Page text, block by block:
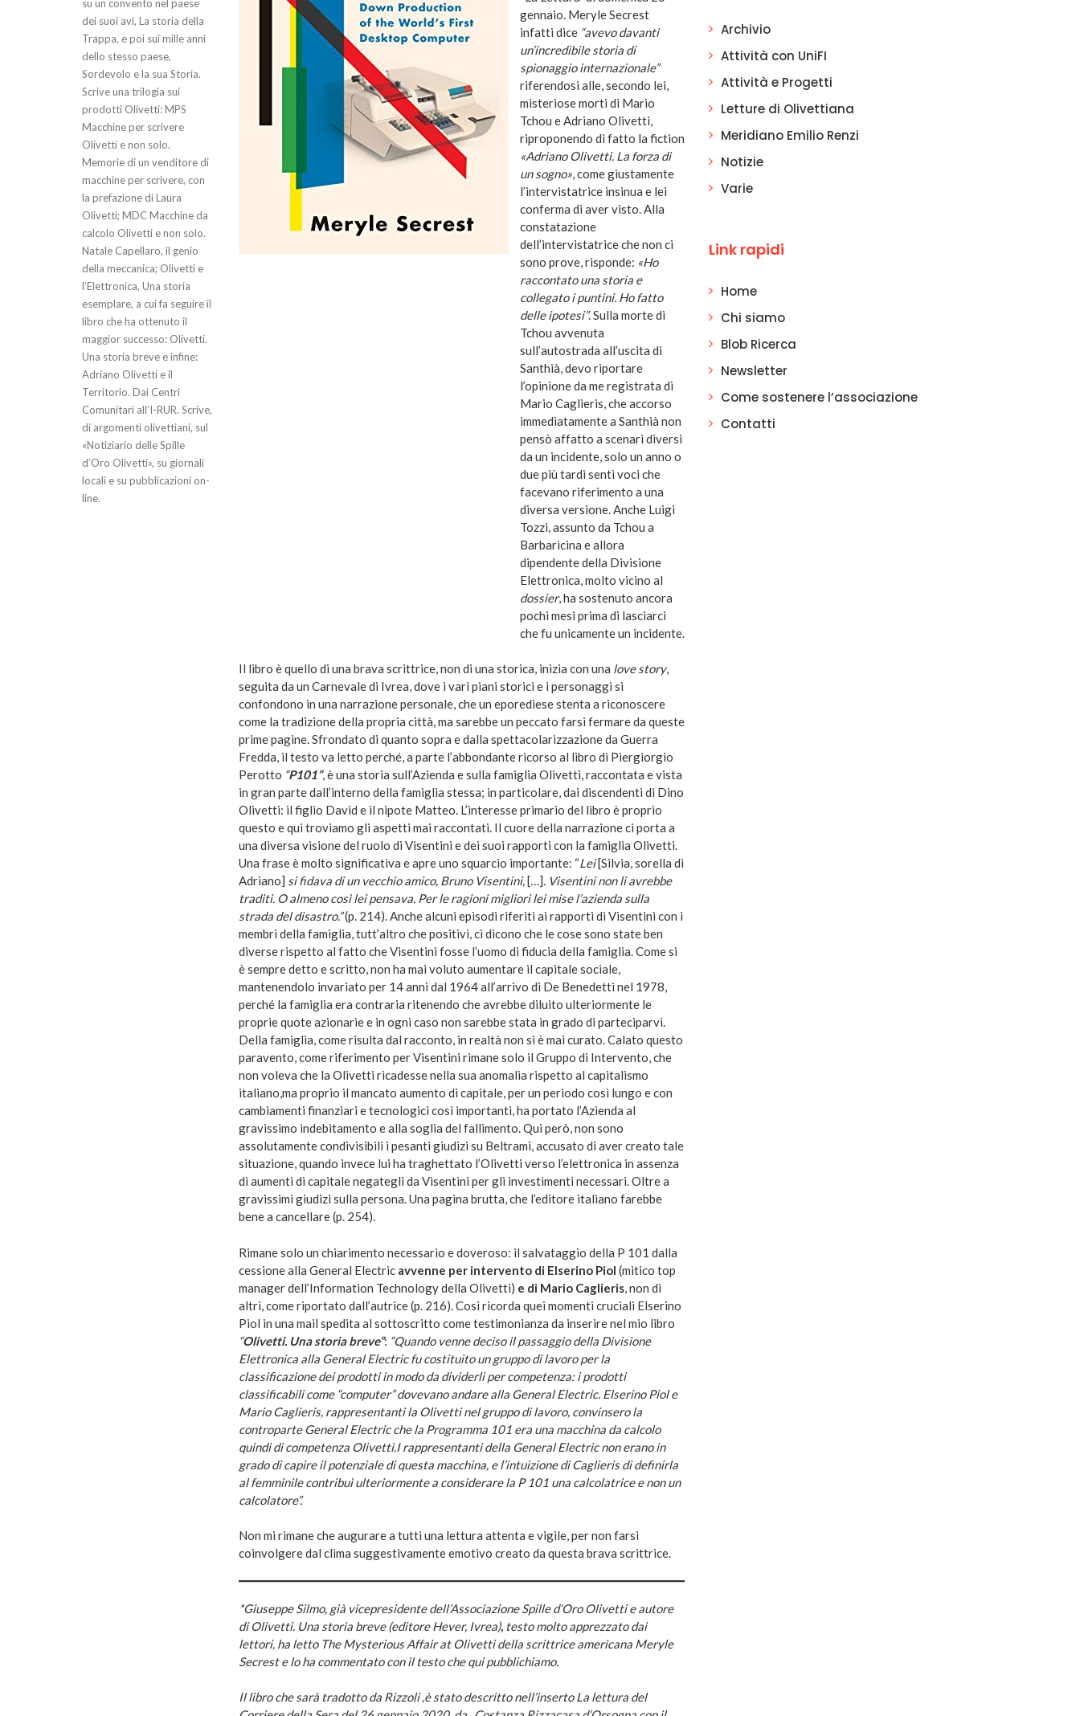
su un convento nel paese
dei suoi avi, La storia della
Trappa, e poi sui mille anni
dello stesso paese,
Sordevolo e la sua Storia.
Scrive una trilogia sui
prodotti Olivetti: MPS
Macchine per scrivere
Olivetti e non solo.
Memorie di un venditore di
macchine per scrivere, con
la prefazione di Laura
Olivetti; MDC Macchine da
calcolo Olivetti e non solo.
Natale Capellaro, il genio
della meccanica; Olivetti e
l’Elettronica, Una storia
esemplare, a cui fa seguire il
libro che ha ottenuto il
maggior successo: Olivetti.
Una storia breve e infine:
Adriano Olivetti e il
Territorio. Dai Centri
Comunitari all’I-RUR. Scrive,
di argomenti olivettiani, sul
«Notiziario delle Spille
d’Oro Olivetti», su giornali
locali e su pubblicazioni on-
line.
gennaio. Meryle Secrest
infatti dice “avevo davanti
un’incredibile storia di
spionaggio internazionale”
riferendosi alle, secondo lei,
misteriose morti di Mario
Tchou e Adriano Olivetti,
riproponendo di fatto la fiction
«Adriano Olivetti. La forza di
un sogno», come giustamente
l’intervistatrice insinua e lei
conferma di aver visto. Alla
constatazione
dell’intervistatrice che non ci
sono prove, risponde: «Ho
raccontato una storia e
collegato i puntini. Ho fatto
delle ipotesi”. Sulla morte di
Tchou avvenuta
sull’autostrada all’uscita di
Santhià, devo riportare
l’opinione da me registrata di
Mario Caglieris, che accorso
immediatamente a Santhià non
pensò affatto a scenari diversi
da un incidente, solo un anno o
due più tardi sentì voci che
facevano riferimento a una
diversa versione. Anche Luigi
Tozzi, assunto da Tchou a
Barbaricina e allora
dipendente della Divisione
Elettronica, molto vicino al
dossier, ha sostenuto ancora
pochi mesi prima di lasciarci
che fu unicamente un incidente.
Il libro è quello di una brava scrittrice, non di una storica, inizia con una love story,
seguita da un Carnevale di Ivrea, dove i vari piani storici e i personaggi si
confondono in una narrazione personale, che un eporediese stenta a riconoscere
come la tradizione della propria città, ma sarebbe un peccato farsi fermare da queste
prime pagine. Sfrondato di quanto sopra e dalla spettacolarizzazione da Guerra
Fredda, il testo va letto perché, a parte l’abbondante ricorso al libro di Piergiorgio
Perotto “P101”, è una storia sull’Azienda e sulla famiglia Olivetti, raccontata e vista
in gran parte dall’interno della famiglia stessa; in particolare, dai discendenti di Dino
Olivetti: il figlio David e il nipote Matteo. L’interesse primario del libro è proprio
questo e qui troviamo gli aspetti mai raccontati. Il cuore della narrazione ci porta a
una diversa visione del ruolo di Visentini e dei suoi rapporti con la famiglia Olivetti.
Una frase è molto significativa e apre uno squarcio importante: “Lei[Silvia, sorella di
Adriano] si fidava di un vecchio amico, Bruno Visentini, […]. Visentini non li avrebbe
traditi. O almeno così lei pensava. Per le ragioni migliori lei mise l’azienda sulla
strada del disastro.”(p. 214). Anche alcuni episodi riferiti ai rapporti di Visentini con i
membri della famiglia, tutt’altro che positivi, ci dicono che le cose sono state ben
diverse rispetto al fatto che Visentini fosse l’uomo di fiducia della famiglia. Come si
è sempre detto e scritto, non ha mai voluto aumentare il capitale sociale,
mantenendolo invariato per 14 anni dal 1964 all’arrivo di De Benedetti nel 1978,
perché la famiglia era contraria ritenendo che avrebbe diluito ulteriormente le
proprie quote azionarie e in ogni caso non sarebbe stata in grado di parteciparvi.
Della famiglia, come risulta dal racconto, in realtà non si è mai curato. Calato questo
paravento, come riferimento per Visentini rimane solo il Gruppo di Intervento, che
non voleva che la Olivetti ricadesse nella sua anomalia rispetto al capitalismo
italiano,ma proprio il mancato aumento di capitale, per un periodo così lungo e con
cambiamenti finanziari e tecnologici così importanti, ha portato l’Azienda al
gravissimo indebitamento e alla soglia del fallimento. Qui però, non sono
assolutamente condivisibili i pesanti giudizi su Beltrami, accusato di aver creato tale
situazione, quando invece lui ha traghettato l’Olivetti verso l’elettronica in assenza
di aumenti di capitale negategli da Visentini per gli investimenti necessari. Oltre a
gravissimi giudizi sulla persona. Una pagina brutta, che l’editore italiano farebbe
bene a cancellare (p. 254).
Rimane solo un chiarimento necessario e doveroso: il salvataggio della P 101 dalla
cessione alla General Electric avvenne per intervento di Elserino Piol (mitico top
manager dell’Information Technology della Olivetti) e di Mario Caglieris, non di
altri, come riportato dall’autrice (p. 216). Così ricorda quei momenti cruciali Elserino
Piol in una mail spedita al sottoscritto come testimonianza da inserire nel mio libro
“Olivetti. Una storia breve”: “Quando venne deciso il passaggio della Divisione
Elettronica alla General Electric fu costituito un gruppo di lavoro per la
classificazione dei prodotti in modo da dividerli per competenza: i prodotti
classificabili come “computer” dovevano andare alla General Electric. Elserino Piol e
Mario Caglieris, rappresentanti la Olivetti nel gruppo di lavoro, convinsero la
controparte General Electric che la Programma 101 era una macchina da calcolo
quindi di competenza Olivetti.I rappresentanti della General Electric non erano in
grado di capire il potenziale di questa macchina, e l’intuizione diCaglierisdi definirla
al femminile contribuì ulteriormente a considerare la P 101 una calcolatrice e non un
calcolatore”.
Non mi rimane che augurare a tutti una lettura attenta e vigile, per non farsi
coinvolgere dal clima suggestivamente emotivo creato da questa brava scrittrice.
*Giuseppe Silmo, già vicepresidente dell’Associazione Spille d’Oro Olivetti e autore
di Olivetti. Una storia breve (editore Hever, Ivrea), testo molto apprezzato dai
lettori, ha letto The Mysterious Affair at Olivetti della scrittrice americana Meryle
Secrest e lo ha commentato con il testo che qui pubblichiamo.
Il libro che sarà tradotto da Rizzoli ,è stato descritto nell’inserto La lettura del
Archivio
Attività con UniFI
Attività e Progetti
Letture di Olivettiana
Meridiano Emilio Renzi
Notizie
Varie
Link rapidi
Home
Chi siamo
Blob Ricerca
Newsletter
Come sostenere l’associazione
Contatti